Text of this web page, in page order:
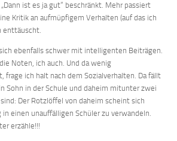
ist es ja gut“ beschränkt. Mehr passiert
Kritik an aufmüpfigem Verhalten (auf das ich
enttäuscht.
ebenfalls schwer mit intelligenten Beiträgen.
Noten, ich auch. Und da wenig
frage ich halt nach dem Sozialverhalten. Da fällt
Sohn in der Schule und daheim mitunter zwei
Der Rotzlöffel von daheim scheint sich
einen unauffälligen Schüler zu verwandeln.
erzähle!!!